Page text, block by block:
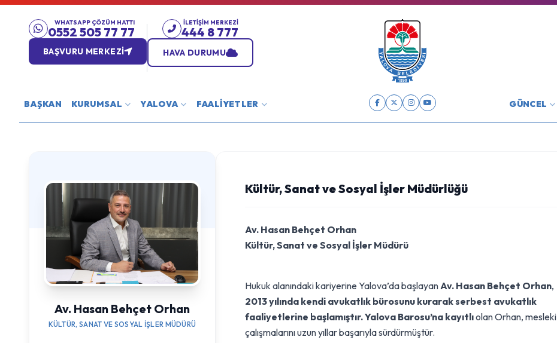
WHATSAPP ÇÖZÜM HATTI
0552 505 77 77
BAŞVURU MERKEZİ
İLETIŞIM MERKEZI
444 8 777
HAVA DURUMU
BAŞKAN KURUMSAL YALOVA FAALİYETLER GÜNCEL
Av. Hasan Behçet Orhan
KÜLTÜR, SANAT VE SOSYAL İŞLER MÜDÜRÜ
Kültür, Sanat ve Sosyal İşler Müdürlüğü
Av. Hasan Behçet Orhan
Kültür, Sanat ve Sosyal İşler Müdürü
Hukuk alanındaki kariyerine Yalova’da başlayanAv. Hasan Behçet Orhan,
2013 yılında kendi avukatlık bürosunu kurarak serbest avukatlık
faaliyetlerine başlamıştır.Yalova Barosu’na kayıtlıolan Orhan, mesleki
çalışmalarını uzun yıllar başarıyla sürdürmüştür.